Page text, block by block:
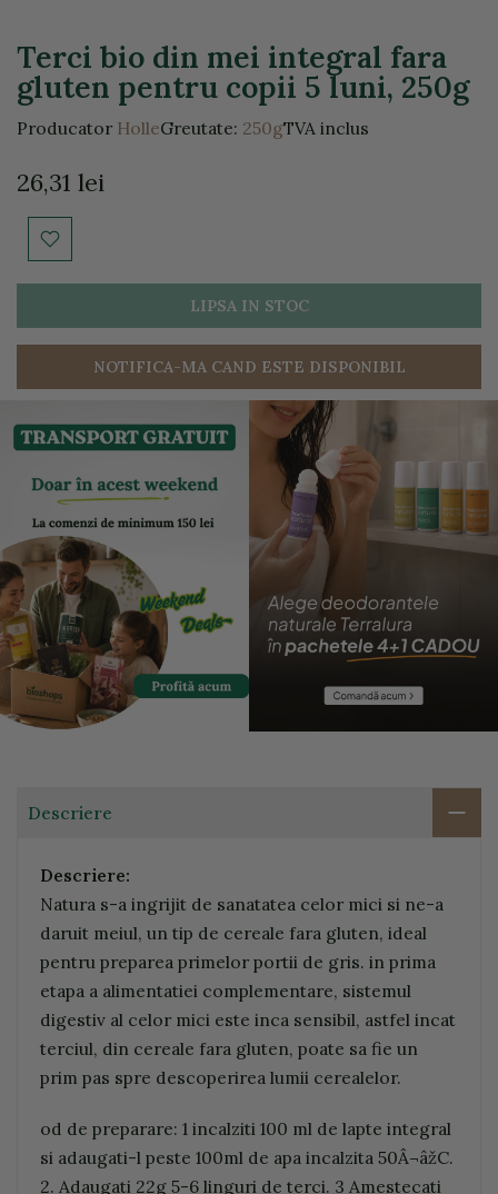
Terci bio din mei integral fara
gluten pentru copii 5 luni, 250g
Producator HolleGreutate: 250gTVA inclus
26,31 lei
LIPSA IN STOC
NOTIFICA-MA CAND ESTE DISPONIBIL
Descriere
Descriere:
Natura s-a ingrijit de sanatatea celor mici si ne-a
daruit meiul, un tip de cereale fara gluten, ideal
pentru preparea primelor portii de gris. in prima
etapa a alimentatiei complementare, sistemul
digestiv al celor mici este inca sensibil, astfel incat
terciul, din cereale fara gluten, poate sa fie un
prim pas spre descoperirea lumii cerealelor.
od de preparare: 1 incalziti 100 ml de lapte integral
si adaugati-l peste 100ml de apa incalzita 50Â¬âžC.
2. Adaugati 22g 5-6 linguri de terci. 3 Amestecati